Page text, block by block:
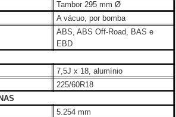
Tambor 295 mm Ø
A vácuo, por bomba
ABS, ABS Off-Road, BAS e
EBD
7,5J x 18, alumínio
225/60R18
5.254 mm